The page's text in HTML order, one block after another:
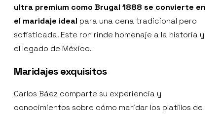
ultra premium como Brugal 1888 se convierte en
el maridaje ideal para una cena tradicional pero
sofisticada. Este ron rinde homenaje a la historia y
el legado de México.
Maridajes exquisitos
Carlos Báez comparte su experiencia y
conocimientos sobre cómo maridar los platillos de